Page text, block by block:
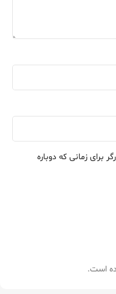
است.
برای زمانی که دوباره